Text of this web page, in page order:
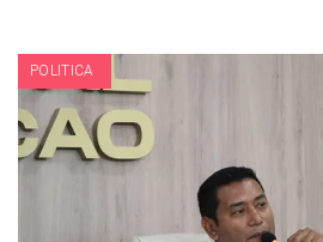
POLITICA